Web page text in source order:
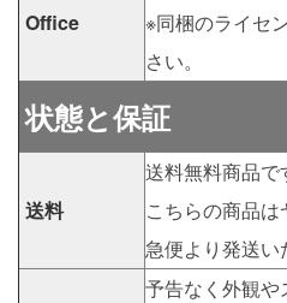
Office
※同梱のライセ
さい。
状態と保証
送料
送料無料商品で
こちらの商品
急便より発送い
予告なく外観や